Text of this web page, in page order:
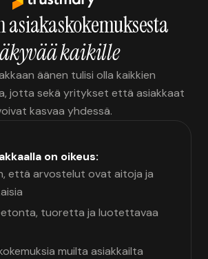
asiakaskokemuksesta
kaikille
äänen tulisi olla kaikkien
jotta sekä yritykset että asiakkaat
kasvaa yhdessä.
on oikeus:
että arvostelut ovat aitoja ja
tuoretta ja luotettavaa
muilta asiakkailta